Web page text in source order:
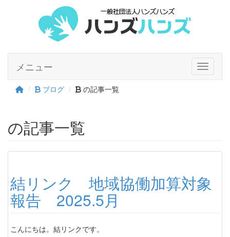
Toggle
メニュー
ブログ の記事一覧
の記事一覧
結リンク 地域協働加算対象
報告 2025.5月
こんにちは。結リンクです。